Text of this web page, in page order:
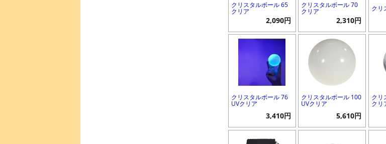
クリスタルボール 65
クリア
2,090円
クリスタルボール 70
クリア
2,310円
クリ
クリスタルボール 76
UVクリア
3,410円
クリスタルボール 100
UVクリア
5,610円
クリ
クリ